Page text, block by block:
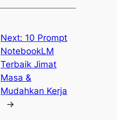
Next: 10 Prompt
NotebookLM
Terbaik Jimat
Masa &
Mudahkan Kerja
→